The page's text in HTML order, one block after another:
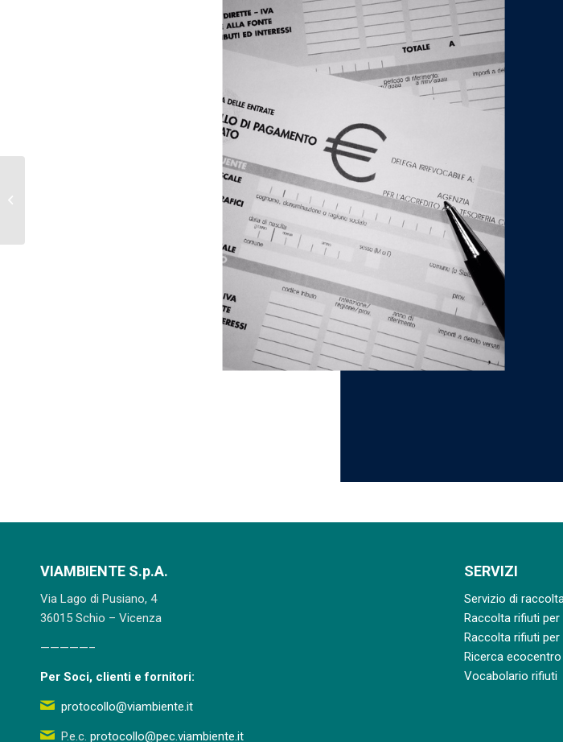
VIAMBIENTE S.p.A.
Via Lago di Pusiano, 4
36015 Schio – Vicenza
—————–
Per Soci, clienti e fornitori:
protocollo@viambiente.it
P.e.c. protocollo@pec.viambiente.it
SERVIZI
Servizio di
Raccolta rifiuti
Raccolta rifiuti per
Ricerca ecocentro
Vocabolario rifiuti